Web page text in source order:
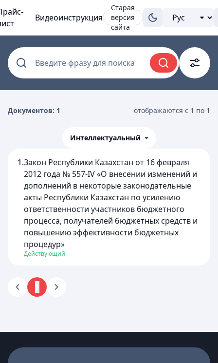
Видеоинструкция
Старая
версия
сайта
Введите фразу для поиска
Документов: 1 отображаются с 1 по 1
Интеллектуальный
1.Закон Республики Казахстан от 16 февраля
2012 года № 557-IV «О внесении изменений и
дополнений в некоторые законодательные
акты Республики Казахстан по усилению
ответственности участников бюджетного
процесса, получателей бюджетных средств и
повышению эффективности бюджетных
процедур»
Действующий